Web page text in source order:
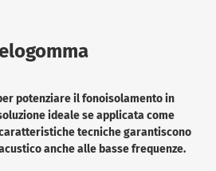
potenziare il fonoisolamento in
ideale se applicata come
tecniche garantiscono
anche alle basse frequenze.